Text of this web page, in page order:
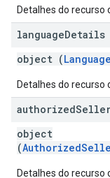
Detalhes do recurso
languageDetails
object (
Detalhes do recurso
authorized
object
(
Detalhes do recurso